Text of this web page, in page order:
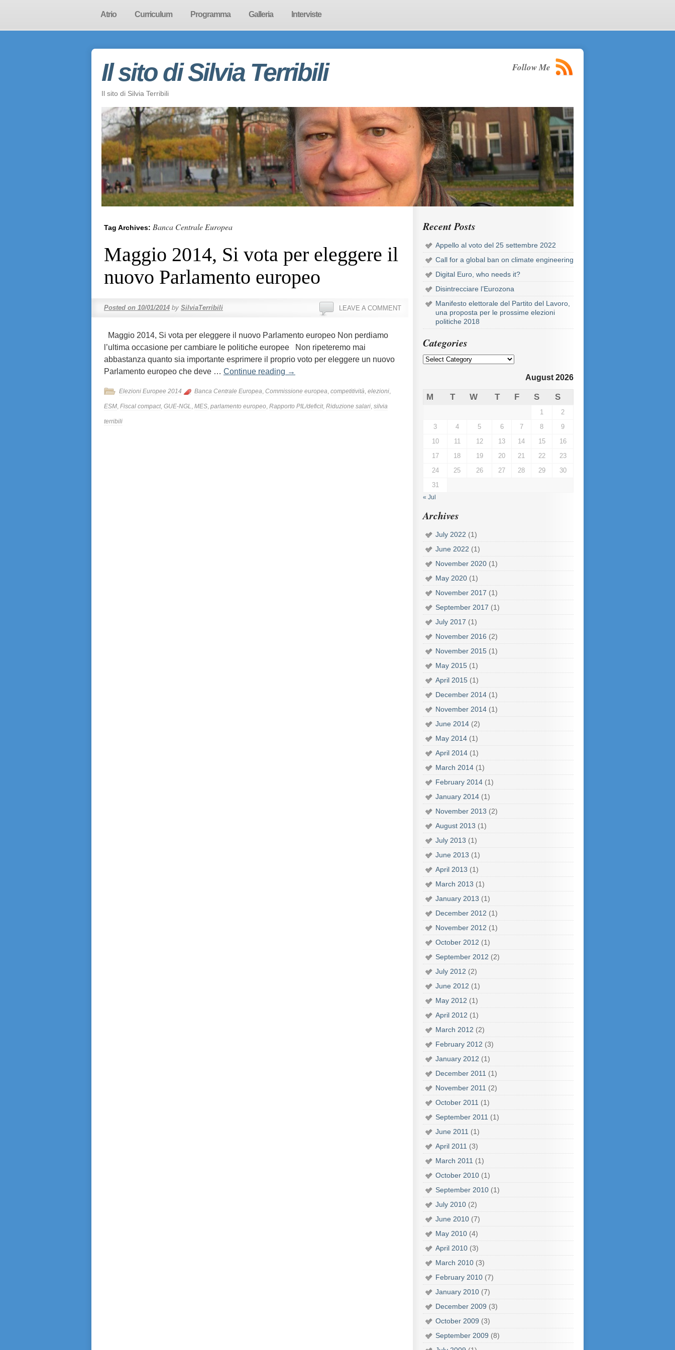
Atrio Curriculum Programma Galleria Interviste
Il sito di Silvia Terribili Follow Me
Il sito di Silvia Terribili
Tag Archives: Banca Centrale Europea
Maggio 2014, Si vota per eleggere il
nuovo Parlamento europeo
Posted on 10/01/2014 by SilviaTerribili LEAVE A COMMENT
Maggio 2014, Si vota per eleggere il nuovo Parlamento europeo Non perdiamo
l’ultima occasione per cambiare le politiche europee Non ripeteremo mai
abbastanza quanto sia importante esprimere il proprio voto per eleggere un nuovo
Parlamento europeo che deve … Continue reading →
Elezioni Europee 2014 Banca Centrale Europea, Commissione europea, competitività, elezioni,
ESM, Fiscal compact, GUE-NGL, MES, parlamento europeo, Rapporto PIL/deficit, Riduzione salari, silvia
terribili
Recent Posts
Appello al voto del 25 settembre 2022
Call for a global ban on climate engineering
Digital Euro, who needs it?
Disintrecciare l’Eurozona
Manifesto elettorale del Partito del Lavoro,
una proposta per le prossime elezioni
politiche 2018
Categories
August 2026
M T W T F S S
1
2
3
4 5 6 7 8
9
10
11 12 13 14 15
16
17
18 19 20 21 22
23
24
25 26 27 28 29
30
31
« Jul
Archives
July 2022 (1)
June 2022 (1)
November 2020 (1)
May 2020 (1)
November 2017 (1)
September 2017 (1)
July 2017 (1)
November 2016 (2)
November 2015 (1)
May 2015 (1)
April 2015 (1)
December 2014 (1)
November 2014 (1)
June 2014 (2)
May 2014 (1)
April 2014 (1)
March 2014 (1)
February 2014 (1)
January 2014 (1)
November 2013 (2)
August 2013 (1)
July 2013 (1)
June 2013 (1)
April 2013 (1)
March 2013 (1)
January 2013 (1)
December 2012 (1)
November 2012 (1)
October 2012 (1)
September 2012 (2)
July 2012 (2)
June 2012 (1)
May 2012 (1)
April 2012 (1)
March 2012 (2)
February 2012 (3)
January 2012 (1)
December 2011 (1)
November 2011 (2)
October 2011 (1)
September 2011 (1)
June 2011 (1)
April 2011 (3)
March 2011 (1)
October 2010 (1)
September 2010 (1)
July 2010 (2)
June 2010 (7)
May 2010 (4)
April 2010 (3)
March 2010 (3)
February 2010 (7)
January 2010 (7)
December 2009 (3)
October 2009 (3)
September 2009 (8)